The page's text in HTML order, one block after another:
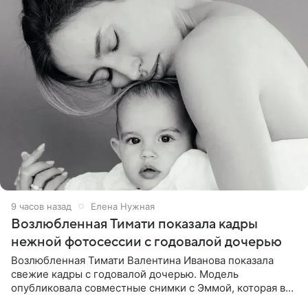
9 часов назад Елена Нужная
Возлюбленная Тимати показала кадры
нежной фотосессии с годовалой дочерью
Возлюбленная Тимати Валентина Иванова показала
свежие кадры с годовалой дочерью. Модель
опубликовала совместные снимки с Эммой, которая в